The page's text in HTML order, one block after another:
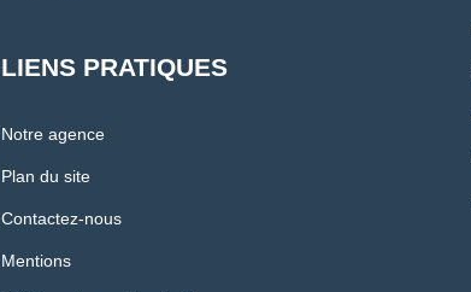
LIENS PRATIQUES
Notre agence
Plan du site
Contactez-nous
Mentions